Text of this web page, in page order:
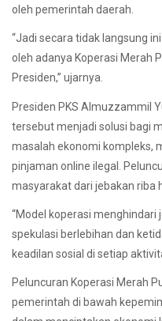
oleh pemerintah daerah.
“Jadi secara tidak langsung
oleh adanya Koperasi Merah
Presiden,” ujarnya.
Presiden PKS Almuzzammil
tersebut menjadi solusi bagi
masalah ekonomi kompleks,
pinjaman online ilegal.
masyarakat dari jebakan riba
“Model koperasi menghindari
spekulasi berlebihan dan
keadilan sosial di setiap
Peluncuran Koperasi Merah
pemerintah di bawah